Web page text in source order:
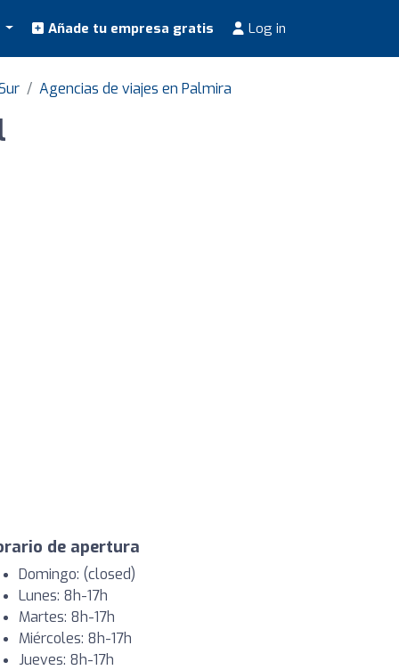
Añade tu empresa gratis Log in
Agencias de viajes en Palmira
de apertura
Domingo: (closed)
Lunes: 8h-17h
Martes: 8h-17h
Miércoles: 8h-17h
Jueves: 8h-17h